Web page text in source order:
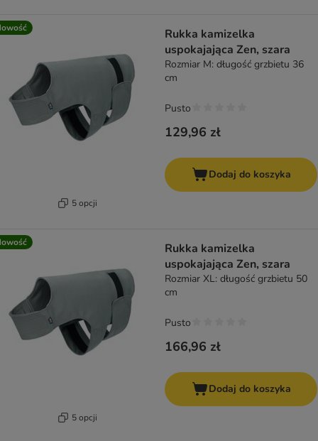
5 opcji
Rukka kamizelka
uspokajająca Zen, szara
Rozmiar M: długość grzbietu 36
cm
129,96 zł
Pusto
Dodaj do koszyka
5 opcji
Rukka kamizelka
uspokajająca Zen, szara
Rozmiar XL: długość grzbietu 50
cm
166,96 zł
Pusto
Dodaj do koszyka